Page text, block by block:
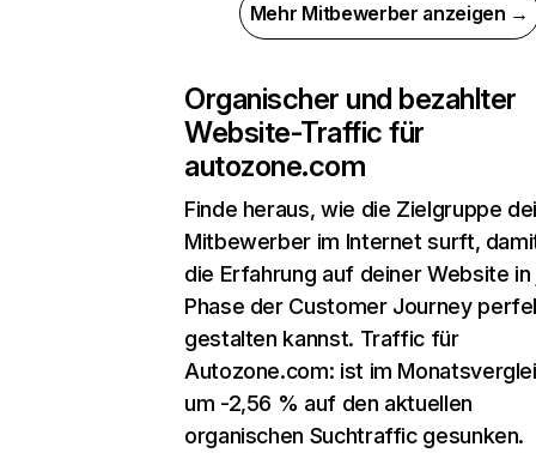
Mehr Mitbewerber anzeigen →
Organischer und bezahlter
Website-Traffic für
autozone.com
Finde heraus, wie die Zielgruppe
Mitbewerber im Internet surft,
die Erfahrung auf deiner Website
Phase der Customer Journey
gestalten kannst. Traffic für
Autozone.com: ist im
um -2,56 % auf den aktuellen
organischen Suchtraffic gesunken.